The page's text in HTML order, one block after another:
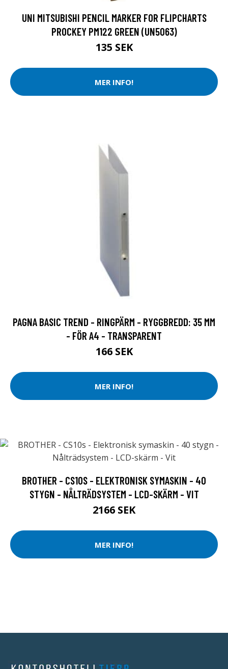
UNI MITSUBISHI PENCIL MARKER FOR FLIPCHARTS
PROCKEY PM122 GREEN (UN5063)
135 SEK
MER INFO!
PAGNA BASIC TREND - RINGPÄRM - RYGGBREDD: 35 MM
- FÖR A4 - TRANSPARENT
166 SEK
MER INFO!
BROTHER - CS10S - ELEKTRONISK SYMASKIN - 40
STYGN - NÅLTRÄDSYSTEM - LCD-SKÄRM - VIT
2166 SEK
MER INFO!